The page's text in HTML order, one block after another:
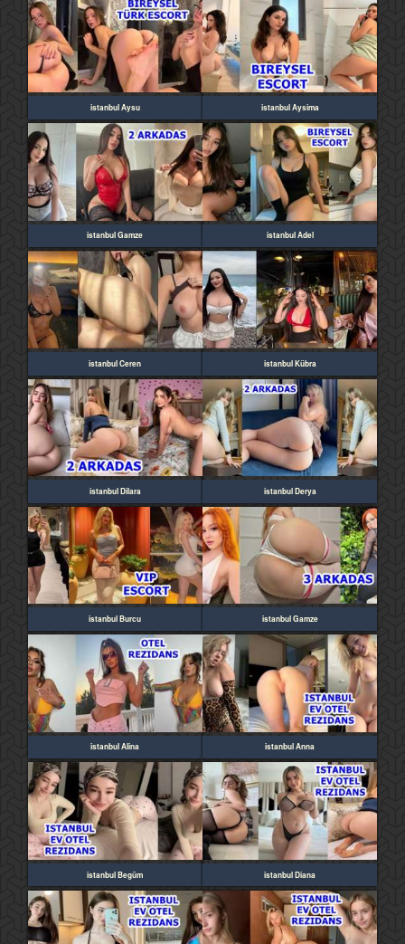
istanbul Aysu istanbul Aysima
istanbul Gamze istanbul Adel
istanbul Ceren istanbul Kübra
istanbul Dilara istanbul Derya
istanbul Burcu istanbul Gamze
istanbul Alina istanbul Anna
istanbul Begüm istanbul Diana